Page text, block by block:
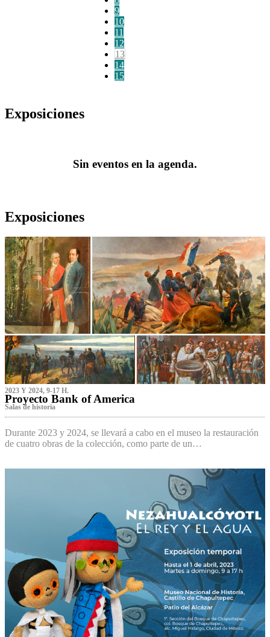
9
10
11
12
13
14
15
Exposiciones
Sin eventos en la agenda.
Exposiciones
2023 Y 2024, 9-17 H.
Proyecto Bank of America
S‌alas de historia
Durante 2023 y 2024, se llevará a cabo en el museo la restauración
de cuatro obras de la colección, como parte de un…